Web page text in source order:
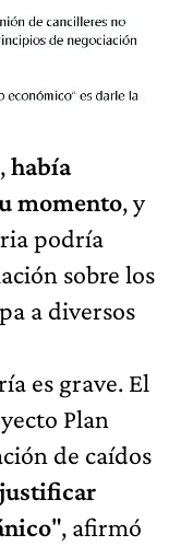
había
momento, y
podría
sobre los
a diversos
es grave. El
Plan
de caídos
", afirmó